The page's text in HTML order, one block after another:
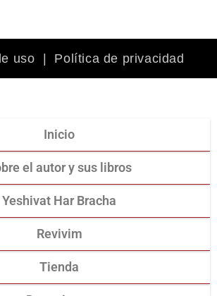
uso Política de privacidad
Inicio
el autor y sus libros
Yeshivat Har Bracha
Revivim
Tienda